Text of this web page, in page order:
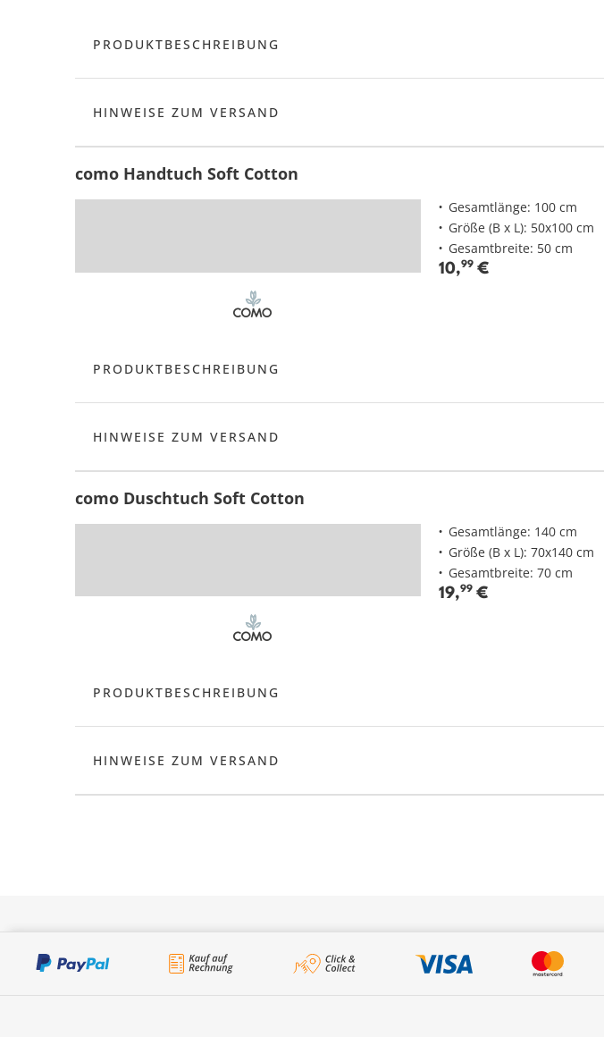
PRODUKTBESCHREIBUNG
HINWEISE ZUM VERSAND
como Handtuch Soft Cotton
Gesamtlänge: 100 cm
Größe (B x L): 50x100 cm
Gesamtbreite: 50 cm
10,99 €
PRODUKTBESCHREIBUNG
HINWEISE ZUM VERSAND
como Duschtuch Soft Cotton
Gesamtlänge: 140 cm
Größe (B x L): 70x140 cm
Gesamtbreite: 70 cm
19,99 €
PRODUKTBESCHREIBUNG
HINWEISE ZUM VERSAND